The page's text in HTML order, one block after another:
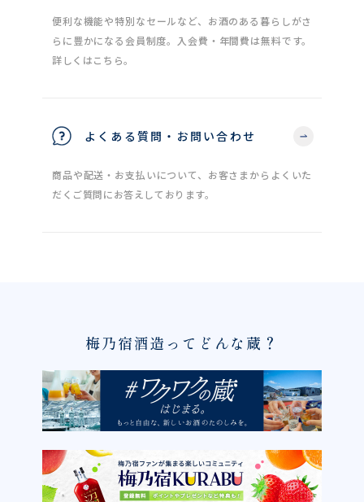
便利な機能や特別なセールなど、お酒のある暮らしがさ
らに豊かになる会員制度。入会費・年間費は無料です。
詳しくはこちら。
よくある質問・お問い合わせ
商品や配送・お支払いについて、お客さまからよくいた
だくご質問にお答えしております。
梅乃宿酒造ってどんな蔵？